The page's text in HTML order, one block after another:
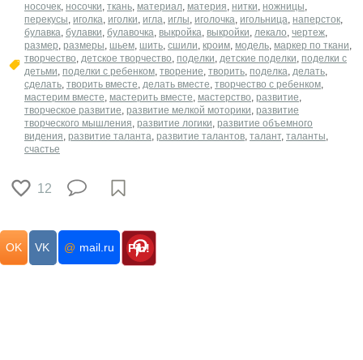
носочек, носочки, ткань, материал, материя, нитки, ножницы,
перекусы, иголка, иголки, игла, иглы, иголочка, игольница, наперсток,
булавка, булавки, булавочка, выкройка, выкройки, лекало, чертеж,
размер, размеры, шьем, шить, сшили, кроим, модель, маркер по ткани,
творчество, детское творчество, поделки, детские поделки, поделки с
детьми, поделки с ребенком, творение, творить, поделка, делать,
сделать, творить вместе, делать вместе, творчество с ребенком,
мастерим вместе, мастерить вместе, мастерство, развитие,
творческое развитие, развитие мелкой моторики, развитие
творческого мышления, развитие логики, развитие объемного
видения, развитие таланта, развитие талантов, талант, таланты,
счастье
12
OK VK @ mail.ru Pin!